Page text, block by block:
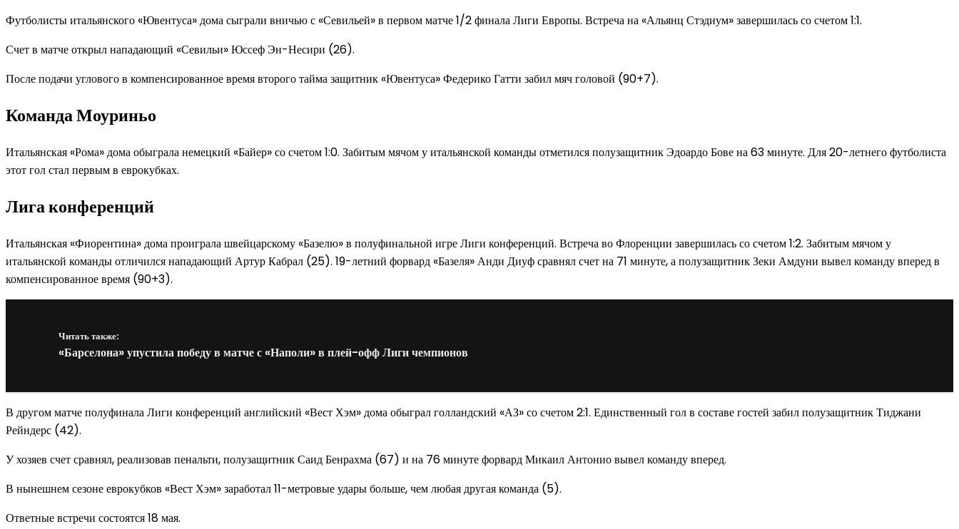
Футболисты итальянского «Ювентуса» дома сыграли вничью с «Севильей» в первом матче 1/2 финала Лиги Европы. Встреча на «Альянц Стэдиум» завершилась со счетом 1:1.
Счет в матче открыл нападающий «Севильи» Юссеф Эн-Несири (26).
После подачи углового в компенсированное время второго тайма защитник «Ювентуса» Федерико Гатти забил мяч головой (90+7).
Команда Моуриньо
Итальянская «Рома» дома обыграла немецкий «Байер» со счетом 1:0. Забитым мячом у итальянской команды отметился полузащитник Эдоардо Бове на 63 минуте. Для 20-летнего футболиста
этот гол стал первым в еврокубках.
Лига конференций
Итальянская «Фиорентина» дома проиграла швейцарскому «Базелю» в полуфинальной игре Лиги конференций. Встреча во Флоренции завершилась со счетом 1:2. Забитым мячом у
итальянской команды отличился нападающий Артур Кабрал (25). 19-летний форвард «Базеля» Анди Диуф сравнял счет на 71 минуте, а полузащитник Зеки Амдуни вывел команду вперед в
компенсированное время (90+3).
Читать также:
«Барселона» упустила победу в матче с «Наполи» в плей-офф Лиги чемпионов
В другом матче полуфинала Лиги конференций английский «Вест Хэм» дома обыграл голландский «АЗ» со счетом 2:1. Единственный гол в составе гостей забил полузащитник Тиджани
Рейндерс (42).
У хозяев счет сравнял, реализовав пенальти, полузащитник Саид Бенрахма (67) и на 76 минуте форвард Микаил Антонио вывел команду вперед.
В нынешнем сезоне еврокубков «Вест Хэм» заработал 11-метровые удары больше, чем любая другая команда (5).
Ответные встречи состоятся 18 мая.